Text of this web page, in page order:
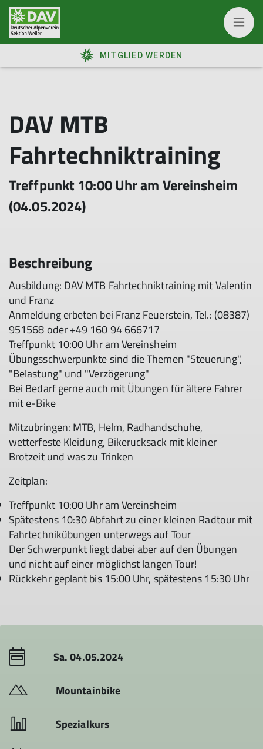
MITGLIED WERDEN
DAV MTB
Fahrtechniktraining
Treffpunkt 10:00 Uhr am Vereinsheim
(04.05.2024)
Beschreibung
Ausbildung: DAV MTB Fahrtechniktraining mit Valentin
und Franz
Anmeldung erbeten bei Franz Feuerstein, Tel.: (08387)
951568 oder +49 160 94 666717
Treffpunkt 10:00 Uhr am Vereinsheim
Übungsschwerpunkte sind die Themen "Steuerung",
"Belastung" und "Verzögerung"
Bei Bedarf gerne auch mit Übungen für ältere Fahrer
mit e-Bike
Mitzubringen: MTB, Helm, Radhandschuhe,
wetterfeste Kleidung, Bikerucksack mit kleiner
Brotzeit und was zu Trinken
Zeitplan:
Treffpunkt 10:00 Uhr am Vereinsheim
Spätestens 10:30 Abfahrt zu einer kleinen Radtour mit
Fahrtechnikübungen unterwegs auf Tour
Der Schwerpunkt liegt dabei aber auf den Übungen
und nicht auf einer möglichst langen Tour!
Rückkehr geplant bis 15:00 Uhr, spätestens 15:30 Uhr
Sa. 04.05.2024
Mountainbike
Spezialkurs